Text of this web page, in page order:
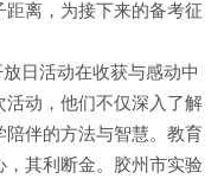
离，为接下来的备考征
日活动在收获与感动中
活动，他们不仅深入了解
陪伴的方法与智慧。教育
其利断金。胶州市实验